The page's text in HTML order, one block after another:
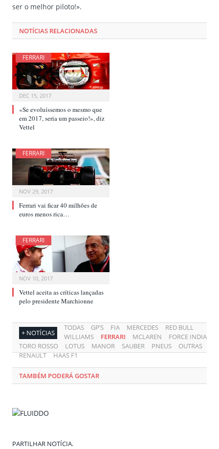
ser o melhor piloto!».
NOTÍCIAS RELACIONADAS
FERRARI
DEC 15, 2017
«Se evoluíssemos o mesmo que
em 2017, seria um passeio!», diz
Vettel
FERRARI
NOV 29, 2017
Ferrari vai ficar 40 milhões de
euros menos rica…
FERRARI
NOV 10, 2017
Vettel aceita as críticas lançadas
pelo presidente Marchionne
+ NOTÍCIAS
TODAS GP’S FIA MERCEDES
RED BULL
WILLIAMS
FERRARI MCLAREN
FORCE INDIA
TORO ROSSO
LOTUS MANOR SAUBER PNEUS
OUTRAS
RENAULT
HAAS F1
TAMBÉM PODERÁ GOSTAR
PARTILHAR NOTÍCIA.